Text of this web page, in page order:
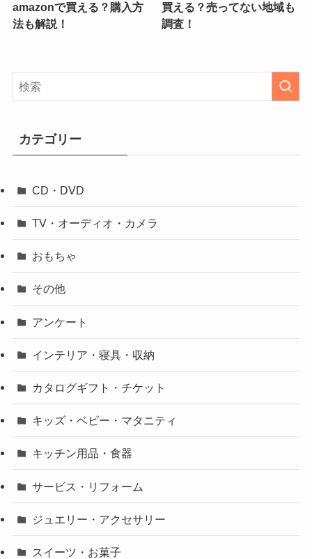
amazonで買える？購入方
法も解説！
買える？売ってない地域も
調査！
カテゴリー
CD・DVD
TV・オーディオ・カメラ
おもちゃ
その他
アンケート
インテリア・寝具・収納
カタログギフト・チケット
キッズ・ベビー・マタニティ
キッチン用品・食器
サービス・リフォーム
ジュエリー・アクセサリー
スイーツ・お菓子